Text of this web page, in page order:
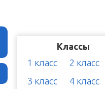
Классы
1 класс
2 класс
3 класс
4 класс